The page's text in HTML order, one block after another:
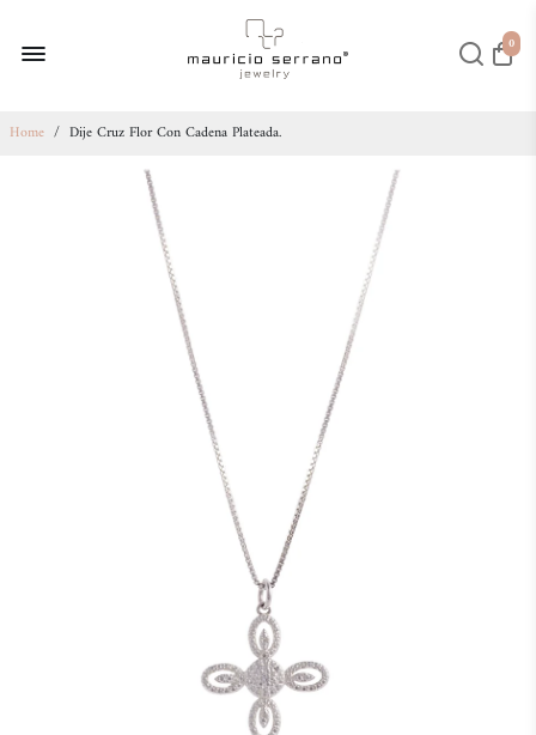
0
Home / Dije Cruz Flor Con Cadena Plateada.